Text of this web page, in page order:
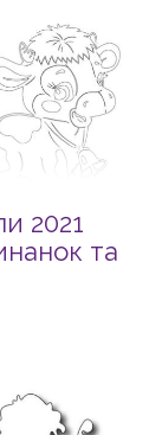
2021
та